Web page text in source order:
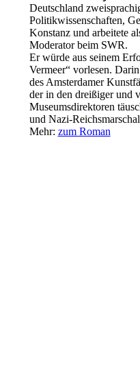
Deutschland
Politikwissenschaften,
Konstanz und arbeitete
Moderator beim SWR.
Er würde aus seinem
Vermeer“ vorlesen.
des Amsterdamer
der in den dreißiger und
Museumsdirektoren
und Nazi-
Mehr: zum Roman